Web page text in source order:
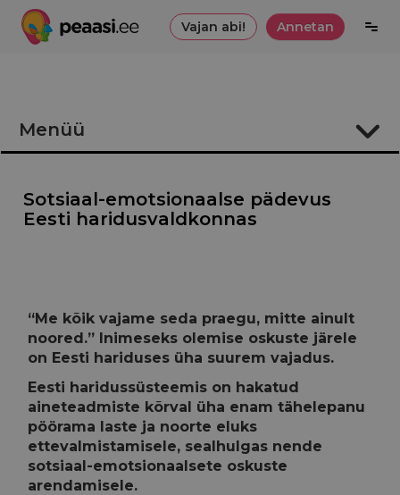
Vajan abi! Annetan
Menüü
tulevikuväljavaated
Sotsiaal-emotsionaalne pädevus ja traumat arvestav
praktika
Sotsiaal-emotsionaalne pädevus ja klassikliima
Sotsiaal-emotsionaalne pädevus ja lapse areng
Sotsiaal-emotsionaalne pädevus ja õpetaja heaolu
Sotsiaal-emotsionaalsete oskuste arendamise
tuumiktegevused ehk IVAd
Sotsiaal-emotsionaalse pädevus
Eesti haridusvaldkonnas
“Me kõik vajame seda praegu, mitte ainult
noored.” Inimeseks olemise oskuste järele
on Eesti hariduses üha suurem vajadus.
Eesti haridussüsteemis on hakatud
aineteadmiste kõrval üha enam tähelepanu
pöörama laste ja noorte eluks
ettevalmistamisele, sealhulgas nende
sotsiaal-emotsionaalsete oskuste
arendamisele.